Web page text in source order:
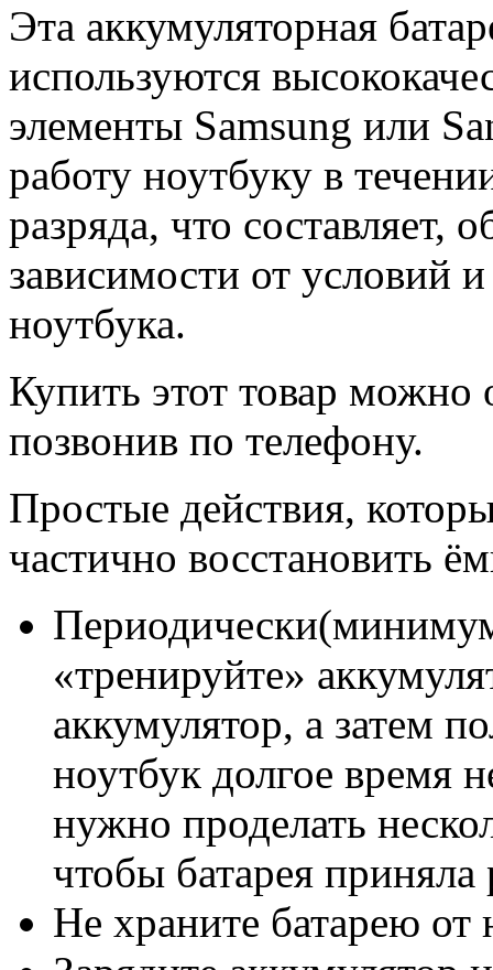
Эта аккумуляторная
используются
элементы Samsung или
работу ноутбуку в
разряда, что составляет,
зависимости от условий
ноутбука.
Купить этот товар можно
позвонив по телефону.
Простые действия,
частично восстановить
«тренируйте»
аккумулятор, а затем
ноутбук долгое время
нужно проделать
чтобы батарея
Не храните батарею от